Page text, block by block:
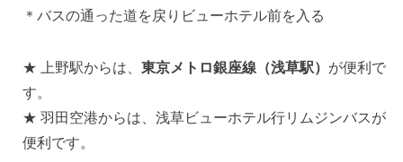
＊バスの通った道を戻りビューホテル前を入る
★ 上野駅からは、 東京メトロ銀座線（浅草駅） が便利で
す。
★ 羽田空港からは、浅草ビューホテル行リムジンバスが
便利です。